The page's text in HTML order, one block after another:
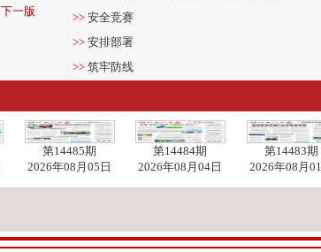
下一版
>> 安全竞赛
>> 安排部署
>> 筑牢防线
第14485期
2026年08月05日
第14484期
2026年08月04日
第14483期
2026年08月